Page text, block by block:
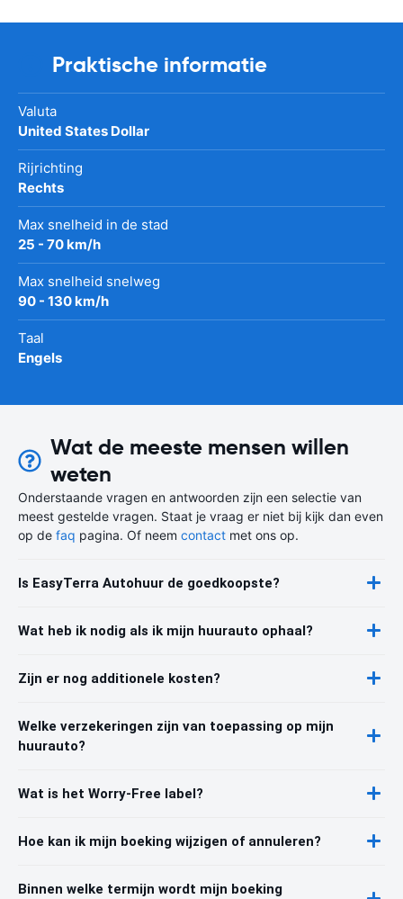
Praktische informatie
Valuta
United States Dollar
Rijrichting
Rechts
Max snelheid in de stad
25 - 70 km/h
Max snelheid snelweg
90 - 130 km/h
Taal
Engels
Wat de meeste mensen willen
weten
Onderstaande vragen en antwoorden zijn een selectie van
meest gestelde vragen. Staat je vraag er niet bij kijk dan even
op de faq pagina. Of neem contact met ons op.
Is EasyTerra Autohuur de goedkoopste?
Wat heb ik nodig als ik mijn huurauto ophaal?
Zijn er nog additionele kosten?
Welke verzekeringen zijn van toepassing op mijn
huurauto?
Wat is het Worry-Free label?
Hoe kan ik mijn boeking wijzigen of annuleren?
Binnen welke termijn wordt mijn boeking